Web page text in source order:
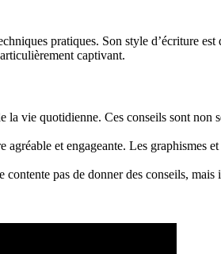
pratiques. Son style d’écriture
captivant.
vie quotidienne. Ces conseils sont non
et engageante. Les graphismes
pas de donner des conseils,